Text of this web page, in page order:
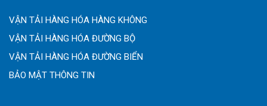
VẬN TẢI HÀNG HÓA HÀNG KHÔNG
VẬN TẢI HÀNG HÓA ĐƯỜNG BỘ
VẬN TẢI HÀNG HÓA ĐƯỜNG BIỂN
BẢO MẬT THÔNG TIN